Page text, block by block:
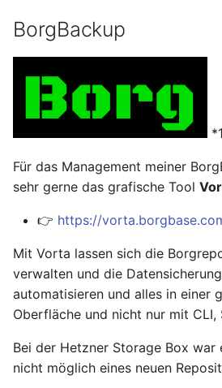
Dezember 2012
November 2012
Oktober 2012
September 2012
August 2012
April 2012
Dezember 2010
November 2010
BorgBackup
*1
Für das Management meiner
sehr gerne das grafische Tool
👉 https://
Mit Vorta lassen sich die
verwalten und die
automatisieren und alles in einer
Oberfläche und nicht nur mit CLI,
Bei der Hetzner Storage Box
nicht möglich eines neuen